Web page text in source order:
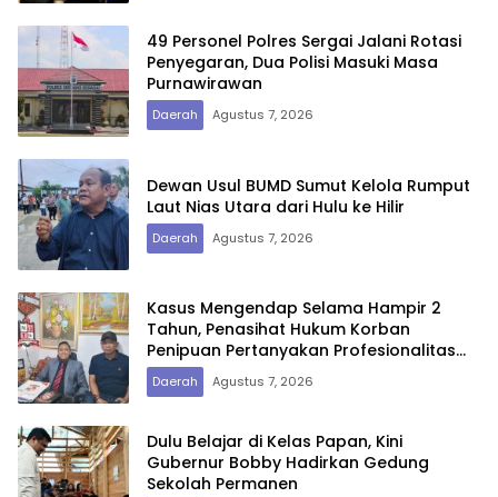
49 Personel Polres Sergai Jalani Rotasi
Penyegaran, Dua Polisi Masuki Masa
Purnawirawan
Daerah Agustus 7, 2026
Dewan Usul BUMD Sumut Kelola Rumput
Laut Nias Utara dari Hulu ke Hilir
Daerah Agustus 7, 2026
Kasus Mengendap Selama Hampir 2
Tahun, Penasihat Hukum Korban
Penipuan Pertanyakan Profesionalitas
Penyidik Polres Tebing Tinggi
Daerah Agustus 7, 2026
Dulu Belajar di Kelas Papan, Kini
Gubernur Bobby Hadirkan Gedung
Sekolah Permanen